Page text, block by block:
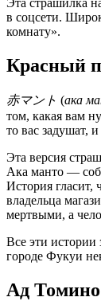
Эта страшилка
в соцсети.
комнату».
Красный
赤マント (ака
том, какая вам
то вас задушат,
Эта версия
Ака манто —
История гласит,
владельца
мертвыми, а
Все эти истории
городе Фукуи
Ад Томино